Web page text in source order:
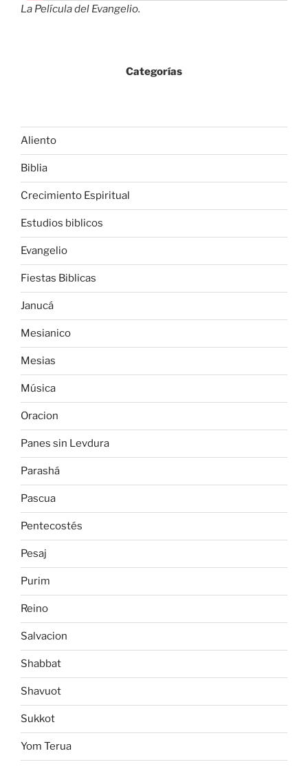
La Película del Evangelio.
Categorías
Aliento
Biblia
Crecimiento Espiritual
Estudios biblicos
Evangelio
Fiestas Biblicas
Janucá
Mesianico
Mesias
Música
Oracion
Panes sin Levdura
Parashá
Pascua
Pentecostés
Pesaj
Purim
Reino
Salvacion
Shabbat
Shavuot
Sukkot
Yom Terua